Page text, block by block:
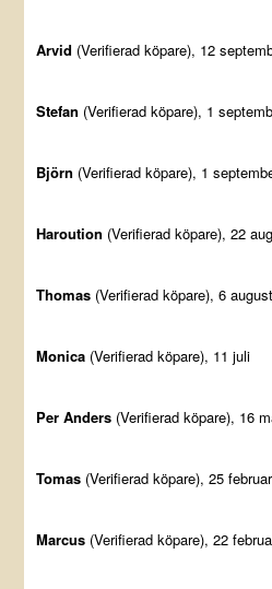
Arvid (Verifierad köpare), 12
Stefan (Verifierad köpare), 1
Björn (Verifierad köpare), 1
Haroution (Verifierad köpare), 22
Thomas(Verifierad köpare), 6
Monica(Verifierad köpare), 11 juli
Per Anders(Verifierad köpare), 16
Tomas(Verifierad köpare), 25
Marcus(Verifierad köpare), 22